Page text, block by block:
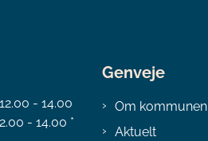
- 14.00
- 14.00 *
Genveje
Om kommunen
Aktuelt